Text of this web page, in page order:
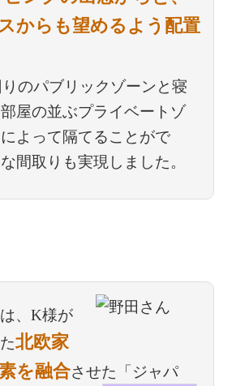
からも望めるよう配置
のパブリックゾーンと寝
屋の並ぶプライベートゾ
よって隔てることがで
間取りも実現しました。
、K様が
北欧家
を融合させた「ジャパ